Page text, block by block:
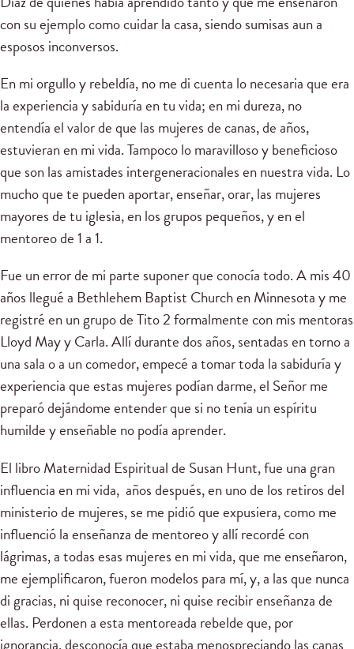
con su ejemplo como cuidar la casa, siendo sumisas aun a
esposos inconversos.
En mi orgullo y rebeldía, no me di cuenta lo necesaria que era
la experiencia y sabiduría en tu vida; en mi dureza, no
entendía el valor de que las mujeres de canas, de años,
estuvieran en mi vida. Tampoco lo maravilloso y beneficioso
que son las amistades intergeneracionales en nuestra vida. Lo
mucho que te pueden aportar, enseñar, orar, las mujeres
mayores de tu iglesia, en los grupos pequeños, y en el
mentoreo de 1 a 1.
Fue un error de mi parte suponer que conocía todo. A mis 40
años llegué a Bethlehem Baptist Church en Minnesota y me
registré en un grupo de Tito 2 formalmente con mis mentoras
Lloyd May y Carla. Allí durante dos años, sentadas en torno a
una sala o a un comedor, empecé a tomar toda la sabiduría y
experiencia que estas mujeres podían darme, el Señor me
preparó dejándome entender que si no tenía un espíritu
humilde y enseñable no podía aprender.
El libro Maternidad Espiritual de Susan Hunt, fue una gran
influencia en mi vida, años después, en uno de los retiros del
ministerio de mujeres, se me pidió que expusiera, como me
influenció la enseñanza de mentoreo y allí recordé con
lágrimas, a todas esas mujeres en mi vida, que me enseñaron,
me ejemplificaron, fueron modelos para mí, y, a las que nunca
di gracias, ni quise reconocer, ni quise recibir enseñanza de
ellas. Perdonen a esta mentoreada rebelde que, por
ignorancia, desconocía que estaba menospreciando las canas